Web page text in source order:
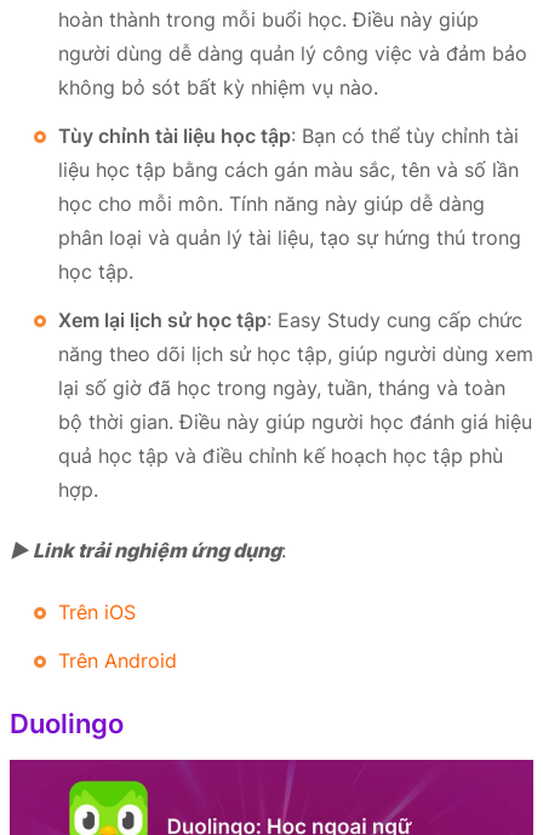
hoàn thành trong mỗi buổi học. Điều này giúp
người dùng dễ dàng quản lý công việc và đảm bảo
không bỏ sót bất kỳ nhiệm vụ nào.
Tùy chỉnh tài liệu học tập: Bạn có thể tùy chỉnh tài
liệu học tập bằng cách gán màu sắc, tên và số lần
học cho mỗi môn. Tính năng này giúp dễ dàng
phân loại và quản lý tài liệu, tạo sự hứng thú trong
học tập.
Xem lại lịch sử học tập: Easy Study cung cấp chức
năng theo dõi lịch sử học tập, giúp người dùng xem
lại số giờ đã học trong ngày, tuần, tháng và toàn
bộ thời gian. Điều này giúp người học đánh giá hiệu
quả học tập và điều chỉnh kế hoạch học tập phù
hợp.
► Link trải nghiệm ứng dụng:
Trên iOS
Trên Android
Duolingo